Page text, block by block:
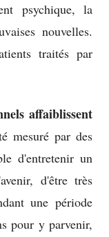
psychique, la
nouvelles.
traités par
affaiblissent
mesuré par des
d'entretenir un
d'être très
une période
pour y parvenir,